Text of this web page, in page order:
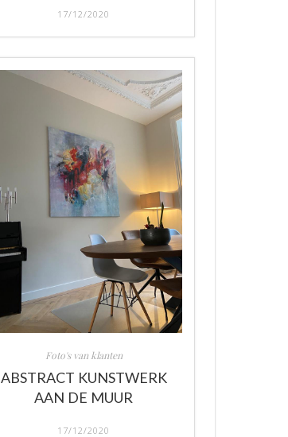
17/12/2020
Foto's van klanten
ABSTRACT KUNSTWERK
AAN DE MUUR
17/12/2020